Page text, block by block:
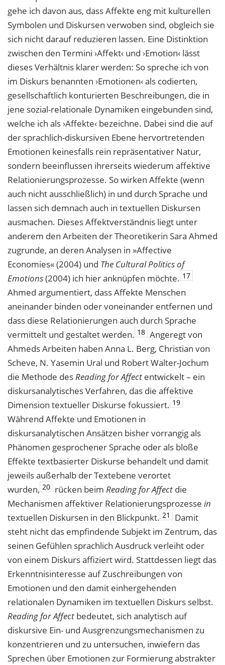
gehe ich davon aus, dass Affekte eng mit kulturellen
Symbolen und Diskursen verwoben sind, obgleich sie
sich nicht darauf reduzieren lassen. Eine Distinktion
zwischen den Termini ›Affekt‹ und ›Emotion‹ lässt
dieses Verhältnis klarer werden: So spreche ich von
im Diskurs benannten ›Emotionen‹ als codierten,
gesellschaftlich konturierten Beschreibungen, die in
jene sozial-relationale Dynamiken eingebunden sind,
welche ich als ›Affekte‹ bezeichne. Dabei sind die auf
der sprachlich-diskursiven Ebene hervortretenden
Emotionen keinesfalls rein repräsentativer Natur,
sondern beeinflussen ihrerseits wiederum affektive
Relationierungsprozesse. So wirken Affekte (wenn
auch nicht ausschließlich) in und durch Sprache und
lassen sich demnach auch in textuellen Diskursen
ausmachen. Dieses Affektverständnis liegt unter
anderem den Arbeiten der Theoretikerin Sara Ahmed
zugrunde, an deren Analysen in »Affective
Economies« (2004) und The Cultural Politics of
Emotions(2004) ich hier anknüpfen möchte. 17
Ahmed argumentiert, dass Affekte Menschen
aneinander binden oder voneinander entfernen und
dass diese Relationierungen auch durch Sprache
vermittelt und gestaltet werden. 18 Angeregt von
Ahmeds Arbeiten haben Anna L. Berg, Christian von
Scheve, N. Yasemin Ural und Robert Walter-Jochum
die Methode desReading for Affect entwickelt – ein
diskursanalytisches Verfahren, das die affektive
Dimension textueller Diskurse fokussiert. 19
Während Affekte und Emotionen in
diskursanalytischen Ansätzen bisher vorrangig als
Phänomen gesprochener Sprache oder als bloße
Effekte textbasierter Diskurse behandelt und damit
jeweils außerhalb der Textebene verortet
wurden, 20 rücken beim Reading for Affect die
Mechanismen affektiver Relationierungsprozesse in
textuellen Diskursen in den Blickpunkt. 21
Damit
steht nicht das empfindende Subjekt im Zentrum, das
seinen Gefühlen sprachlich Ausdruck verleiht oder
von einem Diskurs affiziert wird. Stattdessen liegt das
Erkenntnisinteresse auf Zuschreibungen von
Emotionen und den damit einhergehenden
relationalen Dynamiken im textuellen Diskurs selbst.
Reading for Affect bedeutet, sich analytisch auf
diskursive Ein- und Ausgrenzungsmechanismen zu
konzentrieren und zu untersuchen, inwiefern das
Sprechen über Emotionen zur Formierung abstrakter